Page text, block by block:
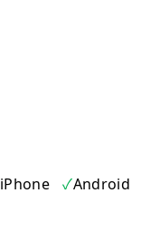
iPhone Android